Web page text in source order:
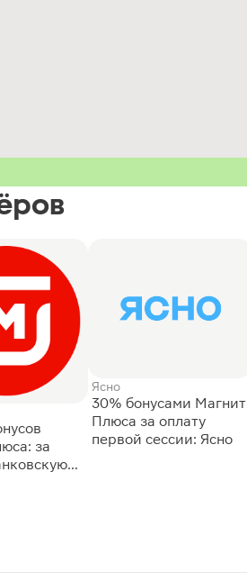
за
Ясно
30% бонусами Магнит
Плюса за оплату
первой сессии: Ясно